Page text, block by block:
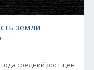
земли
средний рост цен